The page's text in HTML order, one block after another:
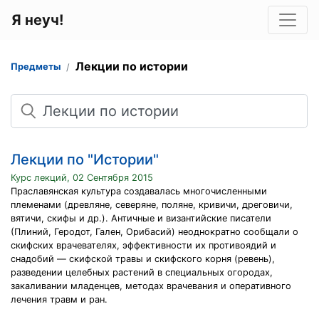
Я неуч!
Предметы Лекции по истории
Поиск
Лекции по "Истории"
Курс лекций, 02 Сентября 2015
Праславянская культура создавалась много­численными
племенами (древляне, северяне, поляне, кривичи, дреговичи,
вятичи, скифы и др.). Античные и византийские писатели
(Плиний, Геродот, Гален, Орибасий) неоднократно сообщали о
скифских врачевателях, эффективности их противоядий и
снадобий — скифской травы и скифского корня (ревень),
разведении целебных растений в специальных огородах,
закаливании младенцев, методах врачевания и оперативного
лечения травм и ран.